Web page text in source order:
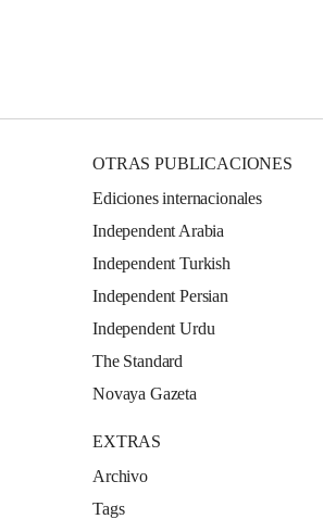
OTRAS PUBLICACIONES
Ediciones internacionales
Independent Arabia
Independent Turkish
Independent Persian
Independent Urdu
The Standard
Novaya Gazeta
EXTRAS
Archivo
Tags